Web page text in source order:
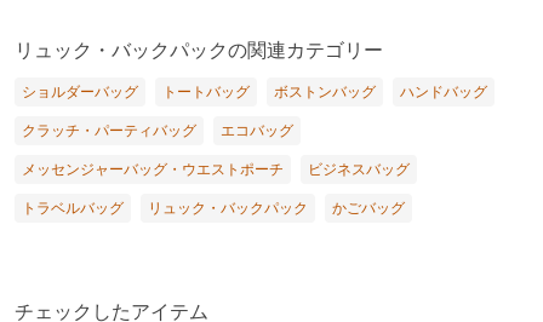
リュック・バックパックの関連カテゴリー
ショルダーバッグ トートバッグ ボストンバッグ ハンドバッグ
クラッチ・パーティバッグ エコバッグ
メッセンジャーバッグ・ウエストポーチ ビジネスバッグ
トラベルバッグ リュック・バックパック かごバッグ
チェックしたアイテム